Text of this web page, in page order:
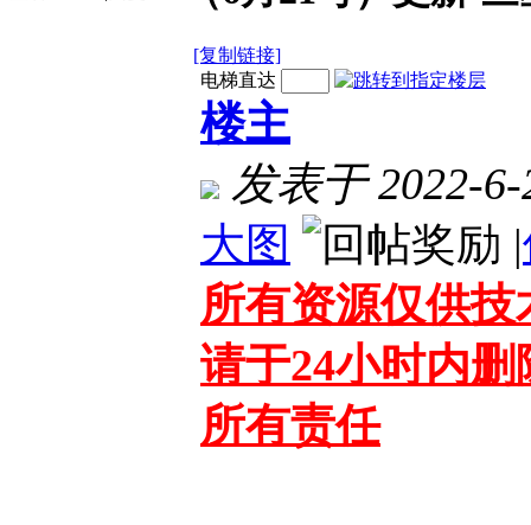
[复制链接]
电梯直达
楼主
发表于 2022-
大图
|
所有资源仅供
请于24小时内
所有责任